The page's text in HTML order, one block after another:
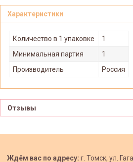
Характеристики
Количество в 1 упаковке
1
Минимальная партия
1
Производитель
Россия
Отзывы
Ждём вас по адресу: г. Томск, ул.